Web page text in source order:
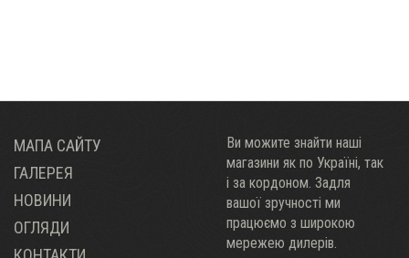
МАПА САЙТУ
ГАЛЕРЕЯ
НОВИНИ
ОГЛЯДИ
Ви можите знайти наші
магазини як по Украïні, так
і за кордоном. Задля
вашої зручності ми
працюємо з широкою
мережею дилерів.